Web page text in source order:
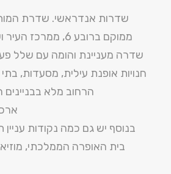
שדרות אנדראשי. שדרת
ממוקם ברובע 6,
שדרה מעניינת והומה עם שלל
חנויות אופנת עילית, מסעדות, בתי
הרחוב מלא בבניינים
בנוסף יש גם כמה נקודות עניין
בית האופרה הממלכתי,